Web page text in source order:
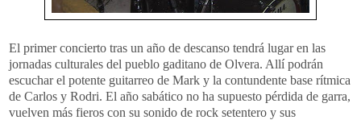
El primer concierto tras un año de descanso tendrá lugar en las
jornadas culturales del pueblo gaditano de Olvera. Allí podrán
escuchar el potente guitarreo de Mark y la contundente base rítmica
de Carlos y Rodri. El año sabático no ha supuesto pérdida de garra,
vuelven más fieros con su sonido de rock setentero y sus